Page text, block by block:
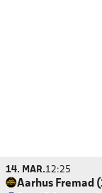
14. MAR.12:25
Aarhus Fremad